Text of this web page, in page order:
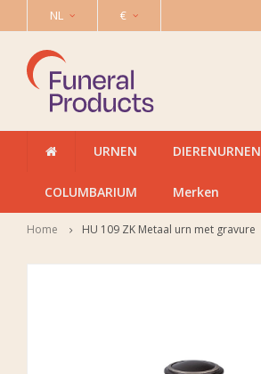
NL €
URNEN DIERENURNEN
COLUMBARIUM Merken
Home HU 109 ZK Metaal urn met gravure